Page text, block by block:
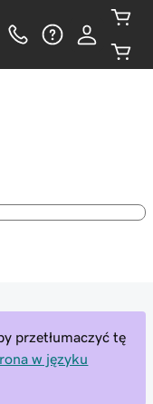
przetłumaczyć tę
w języku